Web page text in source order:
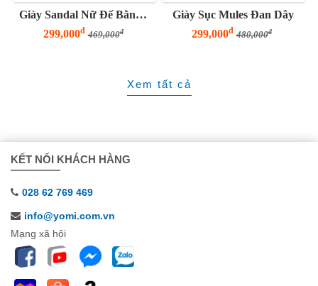
Giày Sandal Nữ Đế Bằng 3 Phân Quai Chéo
299,000đ 469,000đ
Giày Sục Mules Đan Dây
299,000đ 480,000đ
Xem tất cả
KẾT NỐI KHÁCH HÀNG
028 62 769 469
info@yomi.com.vn
Mạng xã hội